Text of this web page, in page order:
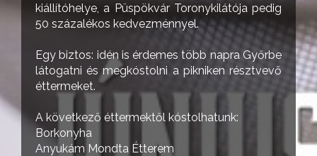
kiállítóhelye, a Püspökvár Toronykilátója pedig
50 százalékos kedvezménnyel.
Egy biztos: idén is érdemes több napra Győrbe
látogatni és megkóstolni a pikniken résztvevő
éttermeket.
A következő éttermektől kóstolhatunk:
Borkonyha
Anyukám Mondta Étterem